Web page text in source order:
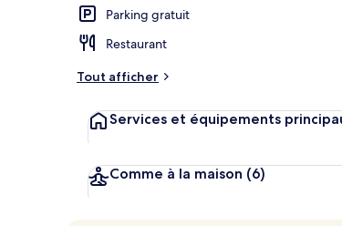
Parking gratuit
Restaurant
Tout afficher
Services et équipements
Comme à la maison (6)